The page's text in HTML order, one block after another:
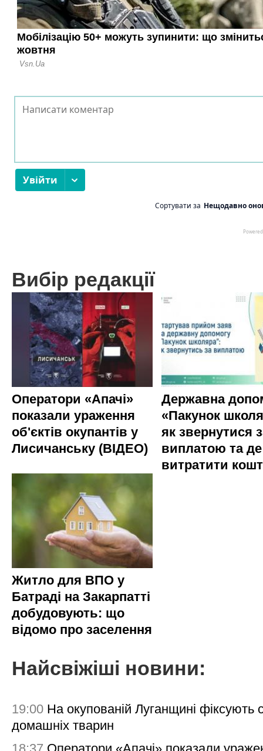
Вибір редакції
Оператори «Апачі»
показали ураження
об'єктів окупантів у
Лисичанську (ВІДЕО)
Державна
«Пакунок
як звернутися
виплатою та де
витратити
Житло для ВПО у
Батраді на Закарпатті
добудовують: що
відомо про заселення
Найсвіжіші новини:
19:00 На окупованій Луганщині фіксують
домашніх тварин